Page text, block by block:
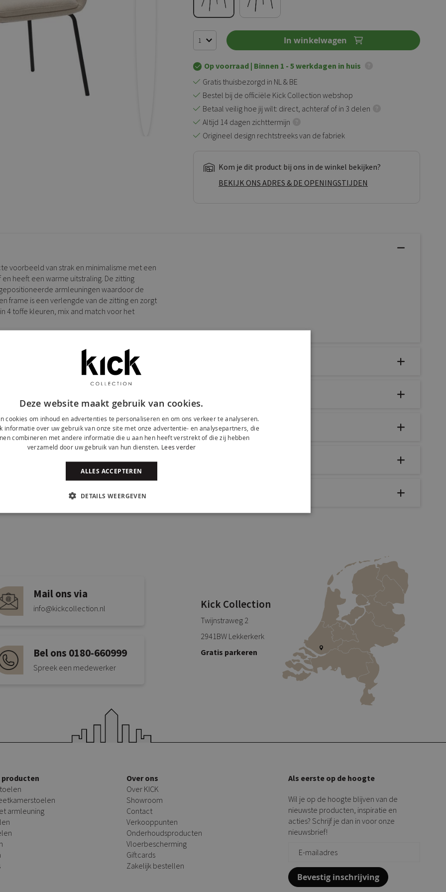
In winkelwagen
Op voorraad | Binnen 1 - 5 werkdagen in huis
Gratis thuisbezorgd in NL & BE
Bestel bij de officiële Kick Collection webshop
Betaal veilig hoe jij wilt: direct, achteraf of in 3 delen
Altijd 14 dagen zichttermijn
Origineel design rechtstreeks van de fabriek
Kom je dit product bij ons in de winkel bekijken?
BEKIJK ONS ADRES & DE OPENINGSTIJDEN
voorbeeld van strak en minimalisme met een
heeft een warme uitstraling. De zitting
armleuningen waardoor de
frame is een verlengde van de zitting en zorgt
4 toffe kleuren, mix and match voor het
Mail ons via
info@kickcollection.nl
Bel ons 0180-660999
Spreek een medewerker
Kick Collection
Twijnstraweg 2
2941BW Lekkerkerk
Gratis parkeren
armleuning
Over ons
Over KICK
Showroom
Contact
Verkooppunten
Onderhoudsproducten
Vloerbescherming
Giftcards
Zakelijk bestellen
Als eerste op de hoogte
Wil je op de hoogte blijven van de
nieuwste producten, inspiratie en
acties? Schrijf je dan in voor onze
nieuwsbrief!
Bevestig inschrijving
Deze website maakt gebruik van cookies.
cookies om inhoud en advertenties te personaliseren en om ons verkeer te analyseren.
informatie over uw gebruik van onze site met onze advertentie- en analysepartners, die
combineren met andere informatie die u aan hen heeft verstrekt of die zij hebben
verzameld door uw gebruik van hun diensten. Lees verder
ALLES ACCEPTEREN
DETAILS WEERGEVEN